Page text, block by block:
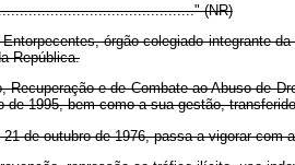
(NR)
órgão colegiado integrante da
República.
e de Combate ao Abuso de
de 1995, bem como a sua gestão,
outubro de 1976, passa a vigorar com a